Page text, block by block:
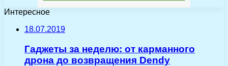
Интересное
18.07.2019
Гаджеты за неделю: от карманного
дрона до возвращения Dendy